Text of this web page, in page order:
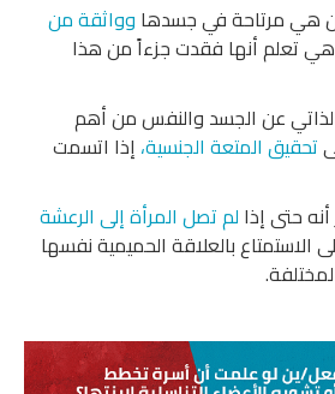
هي مرتاحة في جسدها وواثقة من
تعلم أنها فقدت جزءاً من هذا
عن الجسد والنفس من أهم
تحقيق المتعة الجنسية، إذا اتسمت
حتى إذا لم تصل المرأة إلى الرعشة
بالعلاقة الحميمية نفسها